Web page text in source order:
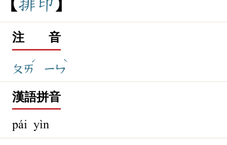
注 音
ㄆㄞ
ˊ
ㄧㄣ
ˋ
漢語拼音
pái yìn